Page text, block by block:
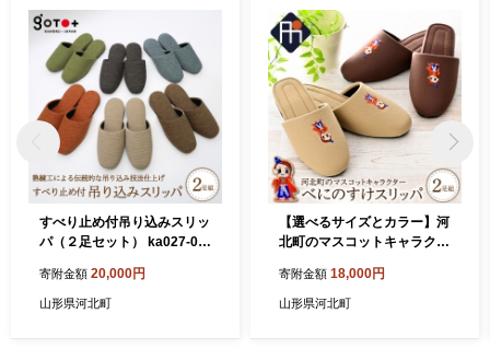
すべり止め付吊り込みスリッ
パ（２足セット） ka027-01
寄附金額 20,000円
山形県河北町
【選べるサイズとカラー】河
北町のマスコットキャラクタ
（2足セット）【タカナシス
リッパ】
寄附金額 18,000円
山形県河北町